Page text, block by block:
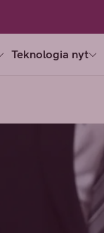
Teknologia nyt